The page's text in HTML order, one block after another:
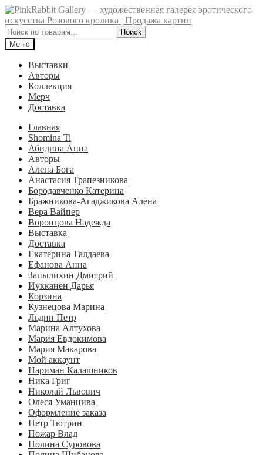
Перейти
к
навигации
Перейти
к
содержимому
Искать:
Поиск
Меню
Выставки
Авторы
Коллекция
Мерч
Доставка
Главная
Shomina Ti
Абидина Анна
Авторы
Алена Бога
Анастасия Трапезникова
Бородавченко Катерина
Бражникова-Агаджикова Алена
Вера Вайпер
Воронцова Надежда
Выставка
Доставка
Екатерина Талдаева
Ефанова Анна
Запылихин Дмитрий
Иукканен Дарья
Корзина
Кузнецова Марина
Льдин Петр
Марина Алтухова
Мария Евдокимова
Мария Макарова
Мой аккаунт
Нариман Калашников
Ника Григ
Николай Львович
Олеся Уманцива
Оформление заказа
Петр Тютрин
Пожар Влад
Полина Суровова